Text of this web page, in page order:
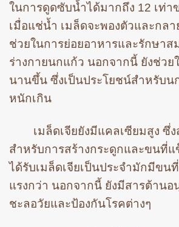
ในการดูดซับน้ำได้มากถึง 12 เท่า
เมื่อแช่น้ำ เมล็ดจะพองตัวและกลา
ช่วยในการย่อยอาหารและรักษาส
ร่างกายนกแก้ว นอกจากนี้ ยังช่ว
นานขึ้น ซึ่งเป็นประโยชน์สำหรับ
หนักเกิน
เมล็ดเจียยังมีแคลเซียมสูง ซึ่
สำหรับการสร้างกระดูกและขนที่แ
ได้รับเมล็ดเจียเป็นประจำมักมีขน
แรงกว่า นอกจากนี้ ยังมีสารต้าน
ชะลอวัยและป้องกันโรคต่างๆ